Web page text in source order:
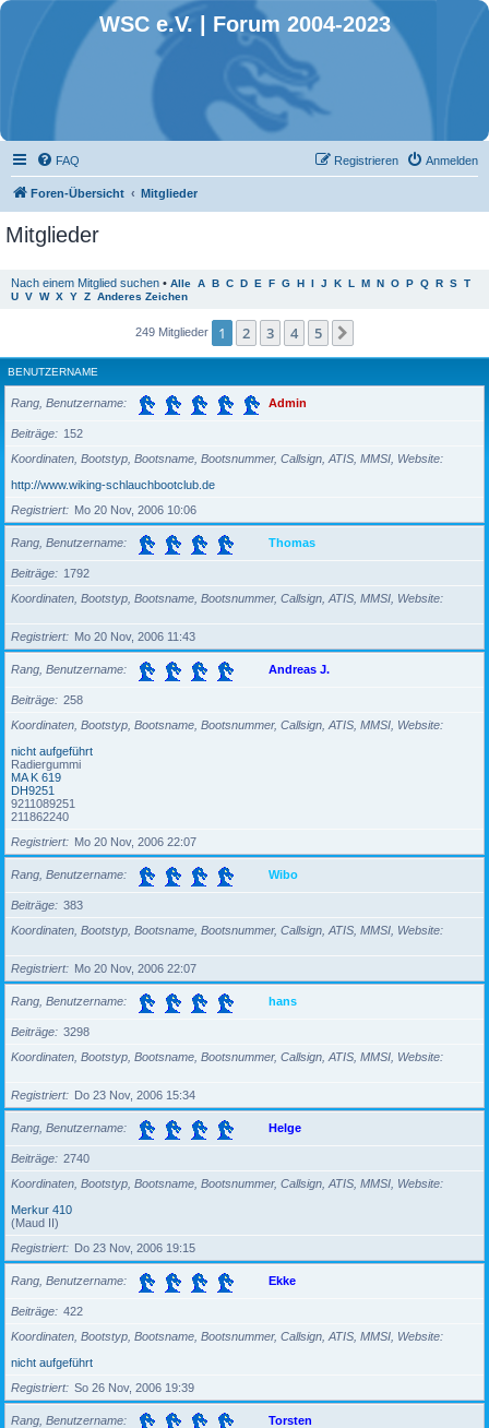
WSC e.V. | Forum 2004-2023
FAQ Anmelden
Registrieren
Foren-Übersicht Mitglieder
Mitglieder
Nach einem Mitglied suchen • Alle A B C D E F G H I J K L M N O P Q R S T
U V W X Y Z Anderes Zeichen
249 Mitglieder 1 2 3 4 5
BENUTZERNAME
Rang, Benutzername Admin
Beiträge
152
Koordinaten, Bootstyp, Bootsname, Bootsnummer, Callsign, ATIS, MMSI, Website
http://www.wiking-schlauchbootclub.de
Registriert
Mo 20 Nov, 2006 10:06
Rang, Benutzername Thomas
Beiträge
1792
Koordinaten, Bootstyp, Bootsname, Bootsnummer, Callsign, ATIS, MMSI, Website
Registriert Mo 20 Nov, 2006 11:43
Rang, Benutzername Andreas J.
Beiträge
258
Koordinaten, Bootstyp, Bootsname, Bootsnummer, Callsign, ATIS, MMSI, Website
nicht aufgeführt
Radiergummi
MA K 619
DH9251
9211089251
211862240
Registriert
Mo 20 Nov, 2006 22:07
Rang, Benutzername Wibo
Beiträge
383
Koordinaten, Bootstyp, Bootsname, Bootsnummer, Callsign, ATIS, MMSI, Website
Registriert Mo 20 Nov, 2006 22:07
Rang, Benutzername hans
Beiträge
3298
Koordinaten, Bootstyp, Bootsname, Bootsnummer, Callsign, ATIS, MMSI, Website
Registriert Do 23 Nov, 2006 15:34
Rang, Benutzername Helge
Beiträge
2740
Koordinaten, Bootstyp, Bootsname, Bootsnummer, Callsign, ATIS, MMSI, Website
Merkur 410
(Maud II)
Registriert
Do 23 Nov, 2006 19:15
Rang, Benutzername Ekke
Beiträge
422
Koordinaten, Bootstyp, Bootsname, Bootsnummer, Callsign, ATIS, MMSI, Website
nicht aufgeführt
Registriert
So 26 Nov, 2006 19:39
Rang, Benutzername Torsten